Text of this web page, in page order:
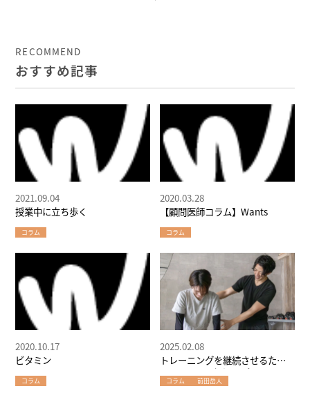
RECOMMEND
おすすめ記事
授業中に立ち歩く
2021.09.04
コラム
【顧問医師コラム】Wants
2020.03.28
コラム
ビタミン
2020.10.17
コラム
トレーニングを継続させるため
のマインド～堀江のパーソナル
ジムが伝授
2025.02.08
コラム 前田岳人